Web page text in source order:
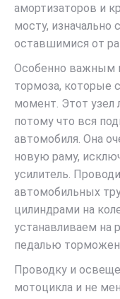
амортизаторов и
мосту,
оставшимися от
Особенно важным
тормоза, которые
момент. Этот узел
потому что вся
автомобиля. Она
новую раму,
усилитель.
автомобильных
цилиндрами на
устанавливаем на
педалью
Проводку и
мотоцикла и не